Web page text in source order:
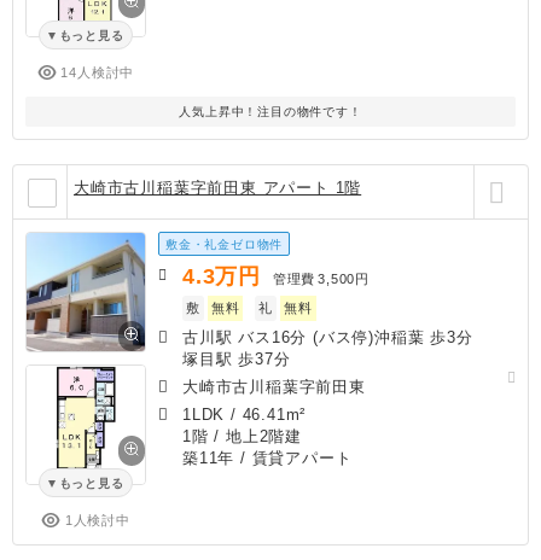
もっと見る
14人検討中
人気上昇中！注目の物件です！
大崎市古川稲葉字前田東 アパート 1階
もっと見る
1人検討中
敷金・礼金ゼロ物件
4.3万円 管理費 3,500円
敷
無料 礼 無料
古川駅 バス16分 (バス停)沖稲葉 歩3分
塚目駅 歩37分
大崎市古川稲葉字前田東
1LDK / 46.41m²
1階 / 地上2階建
築11年 / 賃貸アパート